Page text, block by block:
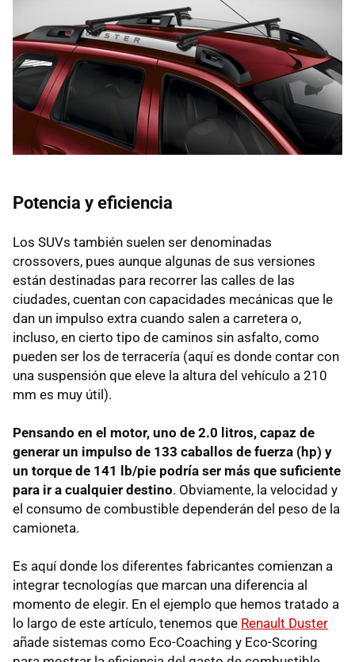
Potencia y eficiencia
Los SUVs también suelen ser denominadas
crossovers, pues aunque algunas de sus versiones
están destinadas para recorrer las calles de las
ciudades, cuentan con capacidades mecánicas que le
dan un impulso extra cuando salen a carretera o,
incluso, en cierto tipo de caminos sin asfalto, como
pueden ser los de terracería (aquí es donde contar con
una suspensión que eleve la altura del vehículo a 210
mm es muy útil).
Pensando en el motor, uno de 2.0 litros, capaz de
generar un impulso de 133 caballos de fuerza (hp) y
un torque de 141 lb/pie podría ser más que suficiente
para ir a cualquier destino. Obviamente, la velocidad y
el consumo de combustible dependerán del peso de la
camioneta.
Es aquí donde los diferentes fabricantes comienzan a
integrar tecnologías que marcan una diferencia al
momento de elegir. En el ejemplo que hemos tratado a
lo largo de este artículo, tenemos que Renault Duster
añade sistemas como Eco-Coaching y Eco-Scoring